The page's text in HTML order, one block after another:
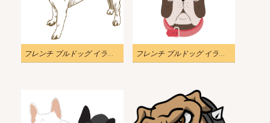
フレンチ ブルドッグ イラスト png イメージ フレンチ ブルドッグ イラスト png イメージ